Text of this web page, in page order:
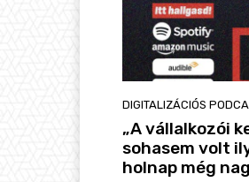
DIGITALIZÁCIÓS
„A vállalkozói
sohasem volt
holnap még